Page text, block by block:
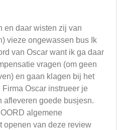
en daar wisten zij van
vieze ongewassen bus Ik
van Oscar want ik ga daar
vragen (om geen
en gaan klagen bij het
Oscar instrueer je
afleveren goede busjesn.
algemene
openen van deze review